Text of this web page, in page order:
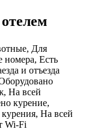
Для
номера, Есть
и отъезда
На всей
курение,
На всей
Wi-Fi